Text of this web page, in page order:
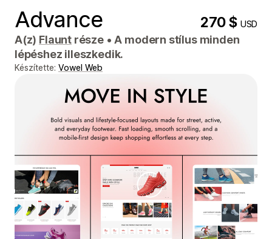
Advance 270 $USD
A(z) Flaunt része • A modern stílus minden
lépéshez illeszkedik.
Készítette: Vowel Web